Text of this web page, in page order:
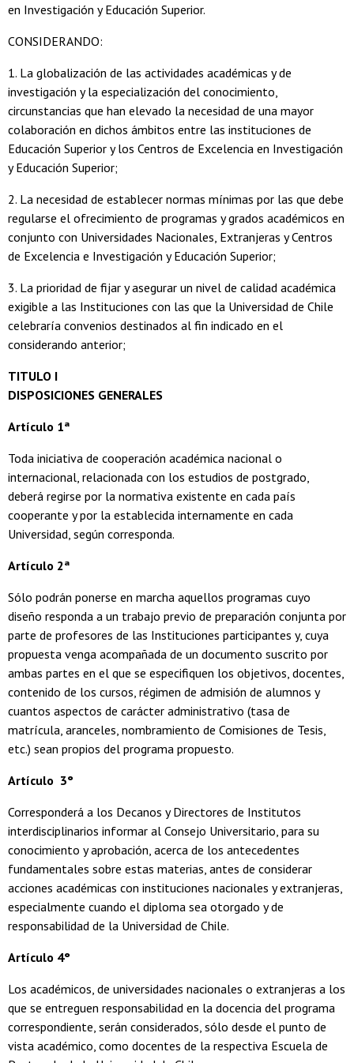
en Investigación y Educación Superior.
CONSIDERANDO:
1. La globalización de las actividades académicas y de
investigación y la especialización del conocimiento,
circunstancias que han elevado la necesidad de una mayor
colaboración en dichos ámbitos entre las instituciones de
Educación Superior y los Centros de Excelencia en Investigación
y Educación Superior;
2. La necesidad de establecer normas mínimas por las que debe
regularse el ofrecimiento de programas y grados académicos en
conjunto con Universidades Nacionales, Extranjeras y Centros
de Excelencia e Investigación y Educación Superior;
3. La prioridad de fijar y asegurar un nivel de calidad académica
exigible a las Instituciones con las que la Universidad de Chile
celebraría convenios destinados al fin indicado en el
considerando anterior;
TITULO I
DISPOSICIONES GENERALES
Artículo 1ª
Toda iniciativa de cooperación académica nacional o
internacional, relacionada con los estudios de postgrado,
deberá regirse por la normativa existente en cada país
cooperante y por la establecida internamente en cada
Universidad, según corresponda.
Artículo 2ª
Sólo podrán ponerse en marcha aquellos programas cuyo
diseño responda a un trabajo previo de preparación conjunta por
parte de profesores de las Instituciones participantes y, cuya
propuesta venga acompañada de un documento suscrito por
ambas partes en el que se especifiquen los objetivos, docentes,
contenido de los cursos, régimen de admisión de alumnos y
cuantos aspectos de carácter administrativo (tasa de
matrícula, aranceles, nombramiento de Comisiones de Tesis,
etc.) sean propios del programa propuesto.
Artículo 3°
Corresponderá a los Decanos y Directores de Institutos
interdisciplinarios informar al Consejo Universitario, para su
conocimiento y aprobación, acerca de los antecedentes
fundamentales sobre estas materias, antes de considerar
acciones académicas con instituciones nacionales y extranjeras,
especialmente cuando el diploma sea otorgado y de
responsabilidad de la Universidad de Chile.
Artículo 4°
Los académicos, de universidades nacionales o extranjeras a los
que se entreguen responsabilidad en la docencia del programa
correspondiente, serán considerados, sólo desde el punto de
vista académico, como docentes de la respectiva Escuela de